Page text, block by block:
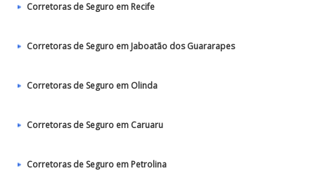
Corretoras de Seguro em Recife
Corretoras de Seguro em Jaboatão dos Guararapes
Corretoras de Seguro em Olinda
Corretoras de Seguro em Caruaru
Corretoras de Seguro em Petrolina